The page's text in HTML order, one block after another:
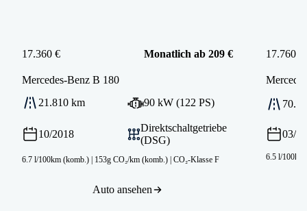
17.360 € Monatlich ab 209 €
Mercedes-Benz B 180
21.810 km
90 kW (122 PS)
10/2018
Direktschaltgetriebe
(DSG)
6.7 l/100km (komb.) | 153g CO₂/km (komb.) | CO₂-Klasse F
Auto ansehen
17.760 €
03/
6.5 l/